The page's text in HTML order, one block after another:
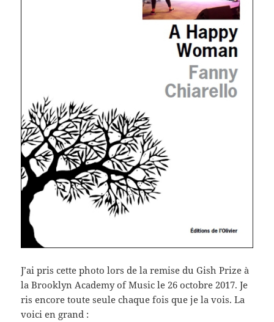
J’ai pris cette photo lors de la remise du Gish Prize à
la Brooklyn Academy of Music le 26 octobre 2017. Je
ris encore toute seule chaque fois que je la vois. La
voici en grand :